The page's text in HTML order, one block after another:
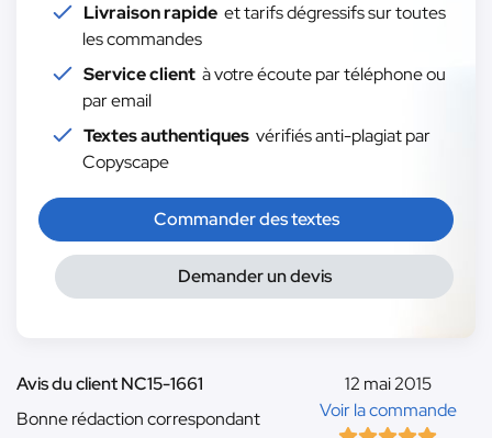
Livraison rapide et tarifs dégressifs sur toutes
les commandes
Service client à votre écoute par téléphone ou
par email
Textes authentiques vérifiés anti-plagiat par
Copyscape
Commander des textes
Demander un devis
12 mai 2015
Voir la commande
Avis du client NC15-1661
Bonne rédaction correspondant